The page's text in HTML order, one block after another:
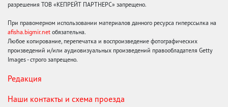
разрешения ТОВ «КЕПРЕЙТ ПАРТНЕРС» запрещено.
При правомерном использовании материалов данного ресурса гиперссылка на
afisha.bigmir.net обязательна.
Любое копирование, перепечатка и воспроизведение фотографических
произведений и/или аудиовизуальных произведений правообладателя Getty
Images - строго запрещено.
Редакция
Наши контакты и схема проезда